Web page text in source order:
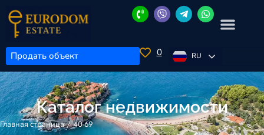
Продать объект 0 RU
Каталог недвижимости
Главная страница/40-69